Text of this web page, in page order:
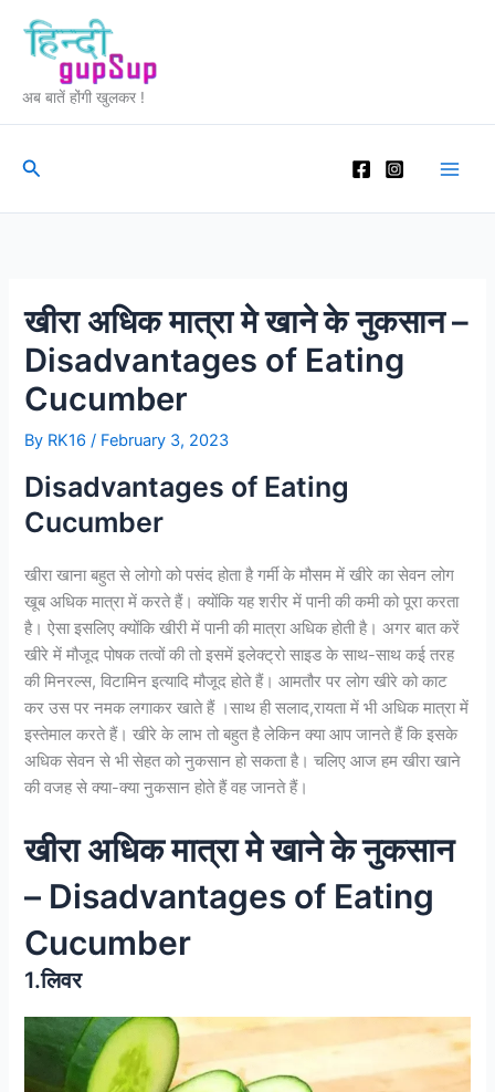
content
अब बातें होंगी खुलकर !
Search
खीरा अधिक मात्रा मे खाने के नुकसान –
Disadvantages of Eating
Cucumber
By RK16/ February 3, 2023
Disadvantages of Eating
Cucumber
खीरा खाना बहुत से लोगो को पसंद होता है गर्मी के मौसम में खीरे का सेवन लोग
खूब अधिक मात्रा में करते हैं। क्योंकि यह शरीर में पानी की कमी को पूरा करता
है। ऐसा इसलिए क्योंकि खीरी में पानी की मात्रा अधिक होती है। अगर बात करें
खीरे में मौजूद पोषक तत्वों की तो इसमें इलेक्ट्रो साइड के साथ-साथ कई तरह
की मिनरल्स, विटामिन इत्यादि मौजूद होते हैं। आमतौर पर लोग खीरे को काट
कर उस पर नमक लगाकर खाते हैं ।साथ ही सलाद,रायता में भी अधिक मात्रा में
इस्तेमाल करते हैं। खीरे के लाभ तो बहुत है लेकिन क्या आप जानते हैं कि इसके
अधिक सेवन से भी सेहत को नुकसान हो सकता है। चलिए आज हम खीरा खाने
की वजह से क्या-क्या नुकसान होते हैं वह जानते हैं।
खीरा अधिक मात्रा मे खाने के नुकसान
– Disadvantages of Eating
Cucumber
1.लिवर